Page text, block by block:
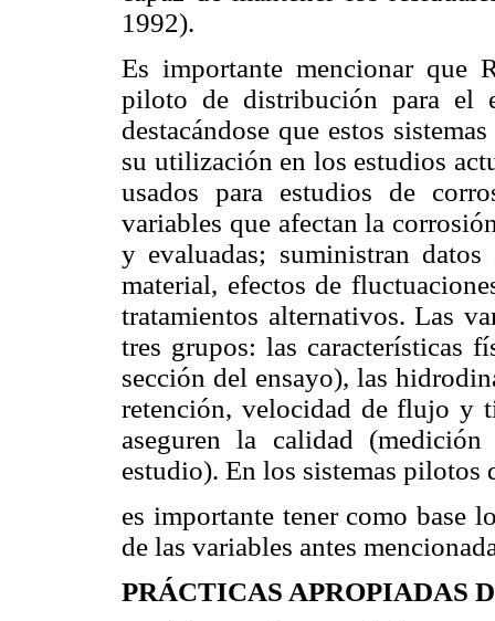
1992).
Es importante mencionar que
piloto de distribución para el
destacándose que estos
su utilización en los estudios
usados para estudios de
variables que afectan la
y evaluadas; suministran
material, efectos de
tratamientos alternativos. Las
tres grupos: las características
sección del ensayo), las
retención, velocidad de flujo y
aseguren la calidad
estudio). En los sistemas pilotos
es importante tener como base
de las variables antes
PRÁCTICAS APROPIADAS